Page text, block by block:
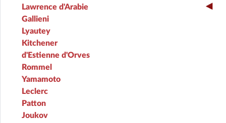
Lawrence d'Arabie
Gallieni
Lyautey
Kitchener
d'Estienne d'Orves
Rommel
Yamamoto
Leclerc
Patton
Joukov